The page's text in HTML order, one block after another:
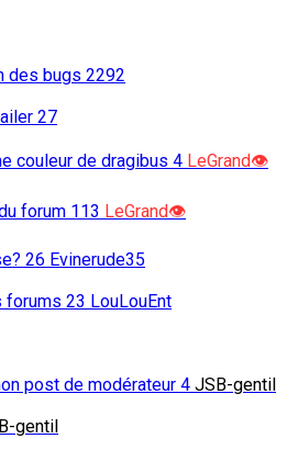
des bugs 2292
27
couleur de dragibus 4 LeGrand👁️
forum 113 LeGrand👁️
26 Evinerude35
forums 23 LouLouEnt
post de modérateur 4 JSB-gentil
gentil